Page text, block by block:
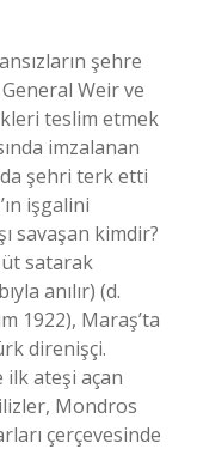
şehre
Weir ve
teslim etmek
imzalanan
şehri terk etti
işgalini
savaşan kimdir?
satarak
anılır) (d.
1922), Maraş’ta
direnişçi.
ilk ateşi açan
Mondros
çerçevesinde